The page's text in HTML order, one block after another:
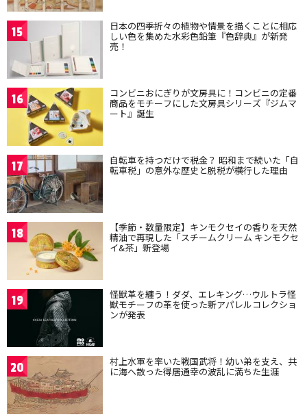
15 日本の四季折々の植物や情景を描くことに相応
しい色を集めた水彩色鉛筆『色辞典』が新発
売！
16 コンビニおにぎりが文房具に！コンビニの定番
商品をモチーフにした文房具シリーズ『ジムマ
ート』誕生
17 自転車を持つだけで税金？ 昭和まで続いた「自
転車税」の意外な歴史と脱税が横行した理由
18 【季節・数量限定】キンモクセイの香りを天然
精油で再現した「スチームクリーム キンモクセ
イ&茶」新登場
19 怪獣革を纏う！ダダ、エレキング…ウルトラ怪
獣モチーフの革を使った新アパレルコレクショ
ンが発表
20 村上水軍を率いた戦国武将！幼い弟を支え、共
に海へ散った得居通幸の波乱に満ちた生涯